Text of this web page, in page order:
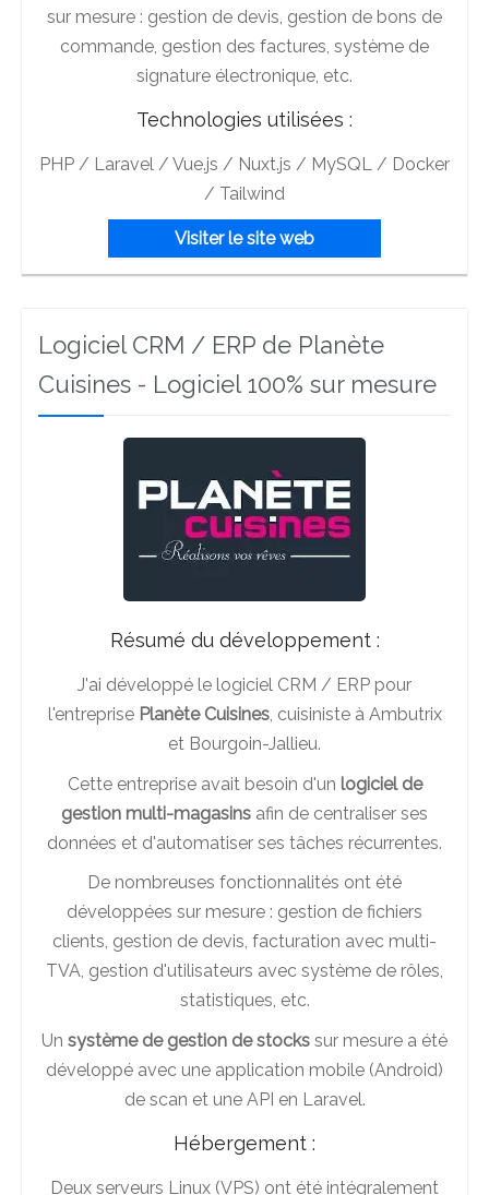
sur mesure : gestion de devis, gestion de bons de
commande, gestion des factures, système de
signature électronique, etc.
Technologies utilisées :
PHP / Laravel / Vue.js / Nuxt.js / MySQL / Docker
/ Tailwind
Visiter le site web
Logiciel CRM / ERP de Planète
Cuisines - Logiciel 100% sur mesure
Résumé du développement :
J'ai développé le logiciel CRM / ERP pour
l'entreprise Planète Cuisines, cuisiniste à Ambutrix
et Bourgoin-Jallieu.
Cette entreprise avait besoin d'un logiciel de
gestion multi-magasins afin de centraliser ses
données et d'automatiser ses tâches récurrentes.
De nombreuses fonctionnalités ont été
développées sur mesure : gestion de fichiers
clients, gestion de devis, facturation avec multi-
TVA, gestion d'utilisateurs avec système de rôles,
statistiques, etc.
Un système de gestion de stocks sur mesure a été
développé avec une application mobile (Android)
de scan et une API en Laravel.
Hébergement :
Deux serveurs Linux (VPS) ont été intégralement